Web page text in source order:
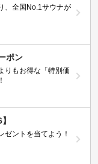
、全国No.1サウナが
ポン
りもお得な「特別価
ゼントを当てよう！